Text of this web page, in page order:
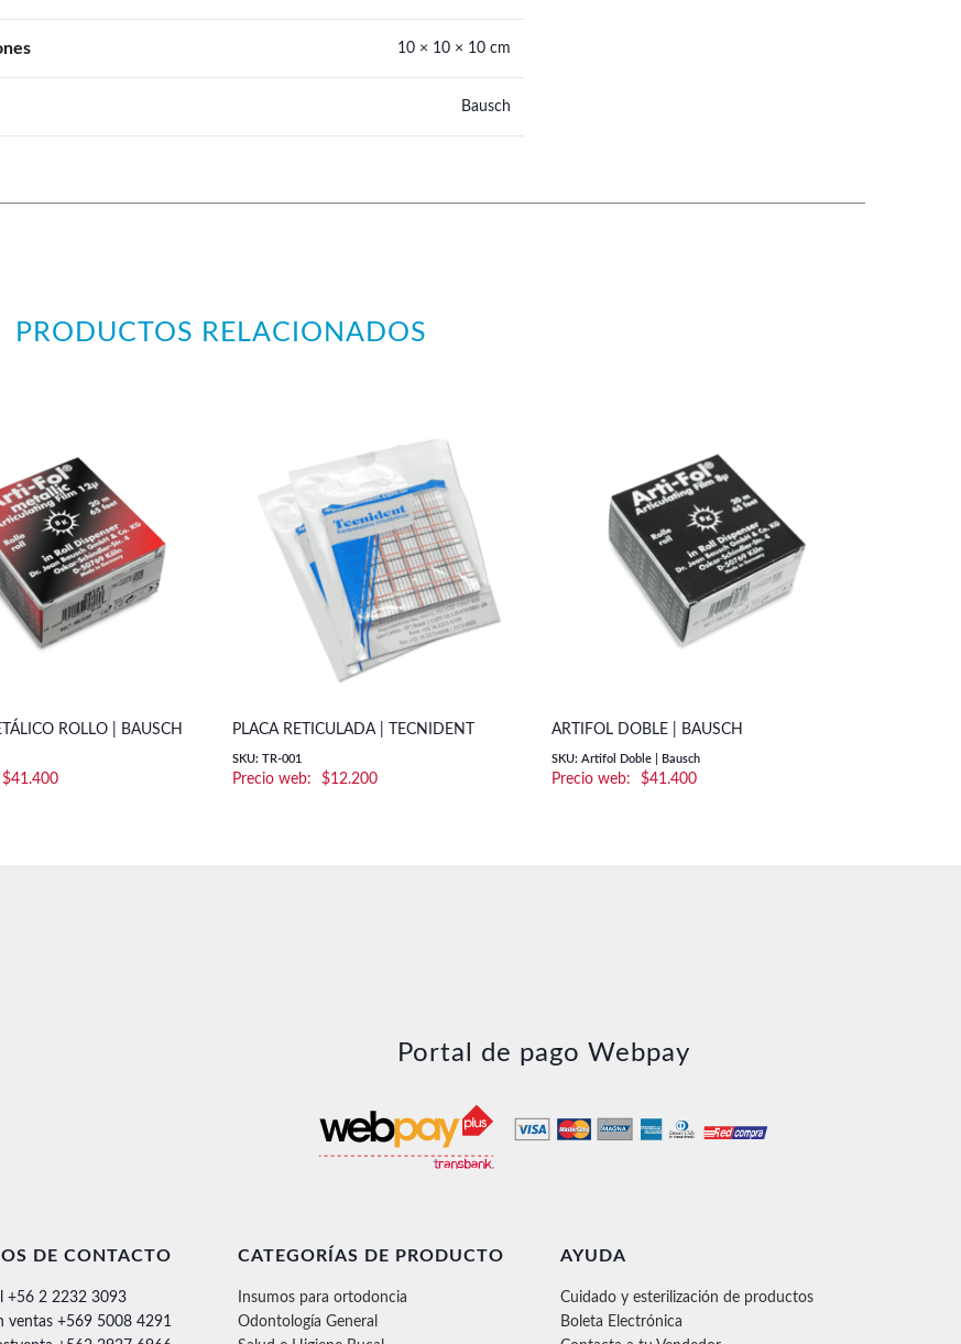
10 × 10 × 10 cm
Bausch
PRODUCTOS RELACIONADOS
ROLLO | BAUSCH
$41.400
PLACA RETICULADA | TECNIDENT
SKU: TR-001
$12.200
ARTIFOL DOBLE | BAUSCH
SKU: Artifol Doble | Bausch
$41.400
Portal de pago Webpay
DE CONTACTO
+56 2 2232 3093
ventas +569 5008 4291
CATEGORÍAS DE PRODUCTO
Insumos para ortodoncia
Odontología General
AYUDA
Cuidado y esterilización de productos
Boleta Electrónica